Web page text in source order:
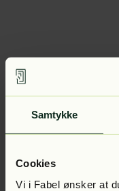
Samtykke
Cookies
Vi i Fabel ønsker at